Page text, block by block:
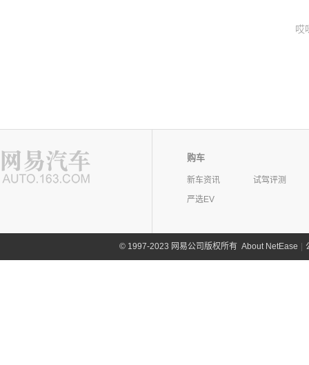
哎
购车
新车资讯
试驾评测
严选EV
©1997-2023 网易公司版权所有 About NetEase